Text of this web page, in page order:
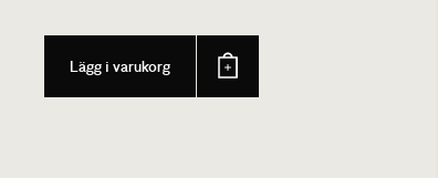
Lägg i varukorg